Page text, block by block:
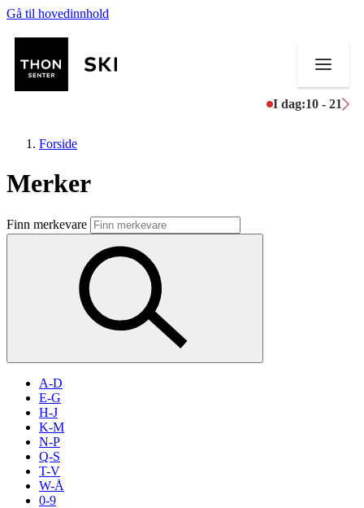
Gå til hovedinnhold
I dag:10 - 21
Butikker
Mat og drikke
Aktiviteter
Inspirasjon
Søk
Forside
Merker
Finn merkevare
A-D
E-G
H-J
K-M
N-P
Q-S
T-V
W-Å
0-9